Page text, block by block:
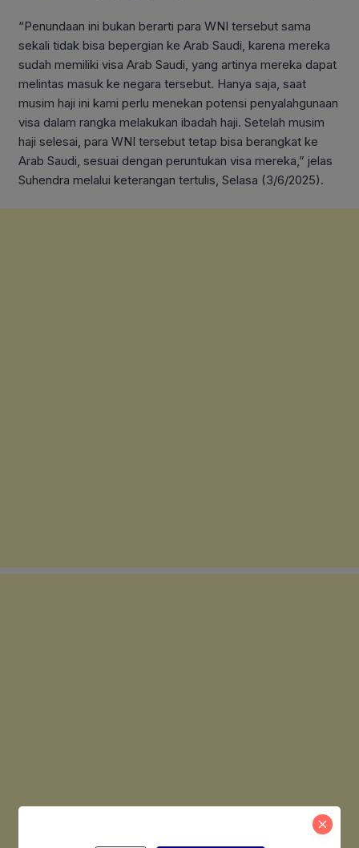
“Penundaan ini bukan berarti para WNI tersebut sama
sekali tidak bisa bepergian ke Arab Saudi, karena mereka
sudah memiliki visa Arab Saudi, yang artinya mereka dapat
melintas masuk ke negara tersebut. Hanya saja, saat
musim haji ini kami perlu menekan potensi penyalahgunaan
visa dalam rangka melakukan ibadah haji. Setelah musim
haji selesai, para WNI tersebut tetap bisa berangkat ke
Arab Saudi, sesuai dengan peruntukan visa mereka,” jelas
Suhendra melalui keterangan tertulis, Selasa (3/6/2025).